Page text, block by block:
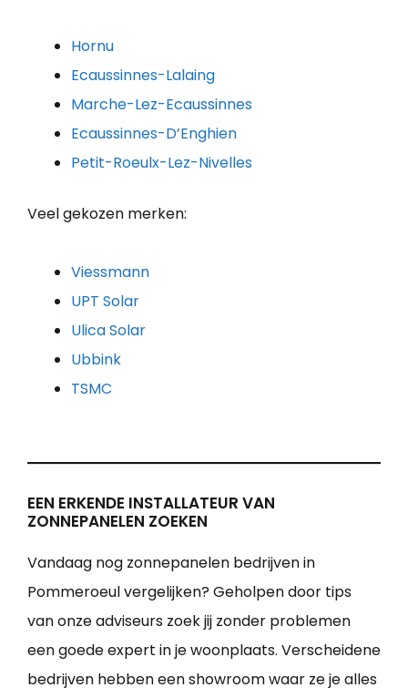
Hornu
Ecaussinnes-Lalaing
Marche-Lez-Ecaussinnes
Ecaussinnes-D’Enghien
Petit-Roeulx-Lez-Nivelles
Veel gekozen merken:
Viessmann
UPT Solar
Ulica Solar
Ubbink
TSMC
EEN ERKENDE INSTALLATEUR VAN
ZONNEPANELEN ZOEKEN
Vandaag nog zonnepanelen bedrijven in
Pommeroeul vergelijken? Geholpen door tips
van onze adviseurs zoek jij zonder problemen
een goede expert in je woonplaats. Verscheidene
bedrijven hebben een showroom waar ze je alles